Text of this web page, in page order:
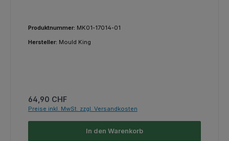
Produktnummer: MK01-17014-01
Hersteller: Mould King
Regulärer Preis:
64,90 CHF
Preise inkl. MwSt. zzgl. Versandkosten
In den Warenkorb